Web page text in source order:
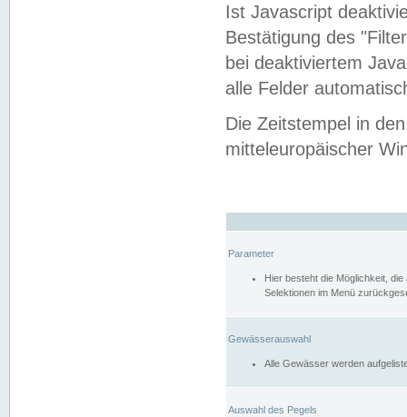
Ist Javascript
Bestätigung des
bei deaktiviertem
alle Felder
Die Zeitstempel in
mitteleuropäischer
Parameter
Hier besteht die Möglichkeit,
Selektionen im Menü
Gewässerauswahl
Alle Gewässer werden
Auswahl des Pegels